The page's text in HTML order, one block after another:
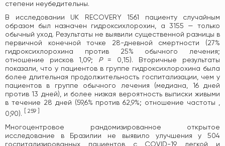
степени неубедительны.
В исследовании UK RECOVERY 1561 пациенту случайным
образом был назначен гидроксихлорохин, а 3155 — только
обычный уход. Результаты не выявили существенной разницы в
первичной конечной точке 28-дневной смертности (27%
гидроксихлорохина против 25% обычного лечения;
отношение рисков 1,09;
P= 0,15). Вторичные результаты
показали, что у пациентов в группе гидроксихлорохина была
более длительная продолжительность госпитализации, чем у
пациентов в группе обычного лечения (медиана, 16 дней
против 13 дней), и более низкая вероятность выписки живыми
в течение 28 дней (59,6% против 62,9%; отношение частоты ,
0,90).
259
Многоцентровое рандомизированное открытое
исследование в Бразилии не выявило улучшения у 504
госпитализированных пациентов с COVID-19 легкой и